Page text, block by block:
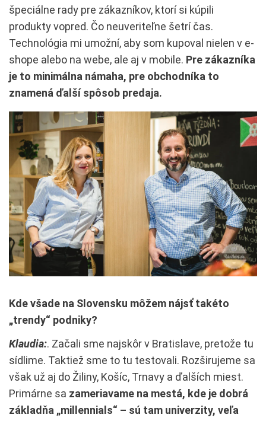
špeciálne rady pre zákazníkov, ktorí si kúpili
produkty vopred. Čo neuveriteľne šetrí čas.
Technológia mi umožní, aby som kupoval nielen v e-
shope alebo na webe, ale aj v mobile. Pre zákazníka
je to minimálna námaha, pre obchodníka to
znamená ďalší spôsob predaja.
Kde všade na Slovensku môžem nájsť takéto
„trendy“ podniky?
Klaudia:. Začali sme najskôr v Bratislave, pretože tu
sídlime. Taktiež sme to tu testovali. Rozširujeme sa
však už aj do Žiliny, Košíc, Trnavy a ďalších miest.
Primárne sa zameriavame na mestá, kde je dobrá
základňa „millennials“ – sú tam univerzity, veľa